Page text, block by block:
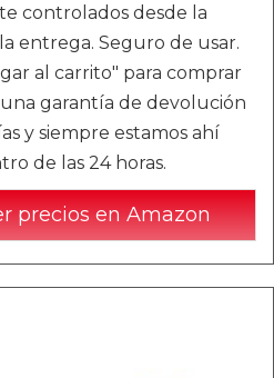
controlados desde la
entrega. Seguro de usar.
al carrito" para comprar
garantía de devolución
y siempre estamos ahí
de las 24 horas.
precios en Amazon